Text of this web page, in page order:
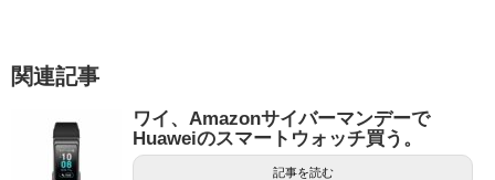
関連記事
ワイ、Amazonサイバーマンデーで
Huaweiのスマートウォッチ買う。
記事を読む